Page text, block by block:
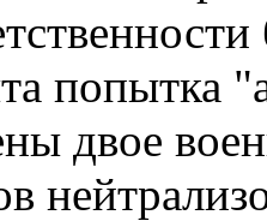
попытка
двое